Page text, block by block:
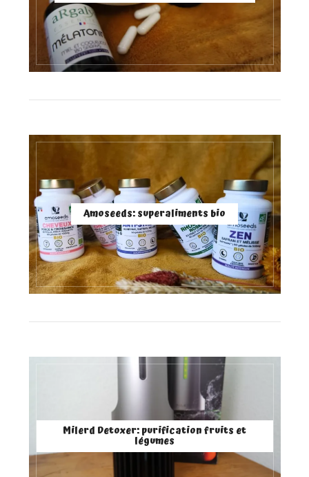
Amoseeds: superaliments bio
Milerd Detoxer: purification fruits et
légumes